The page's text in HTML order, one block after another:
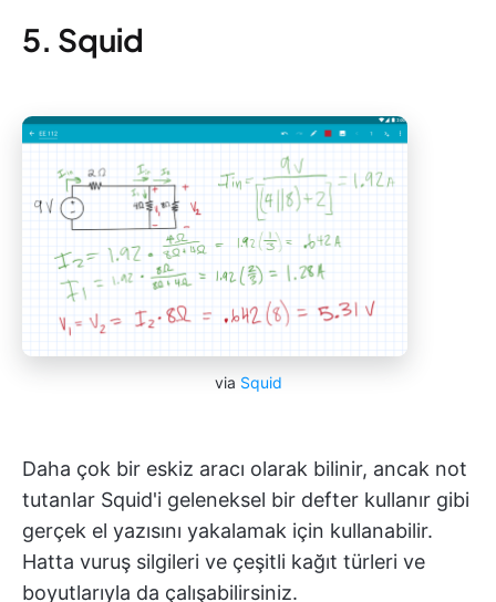
5. Squid
via Squid
Daha çok bir eskiz aracı olarak bilinir, ancak not
tutanlar Squid'i geleneksel bir defter kullanır gibi
gerçek el yazısını yakalamak için kullanabilir.
Hatta vuruş silgileri ve çeşitli kağıt türleri ve
boyutlarıyla da çalışabilirsiniz.